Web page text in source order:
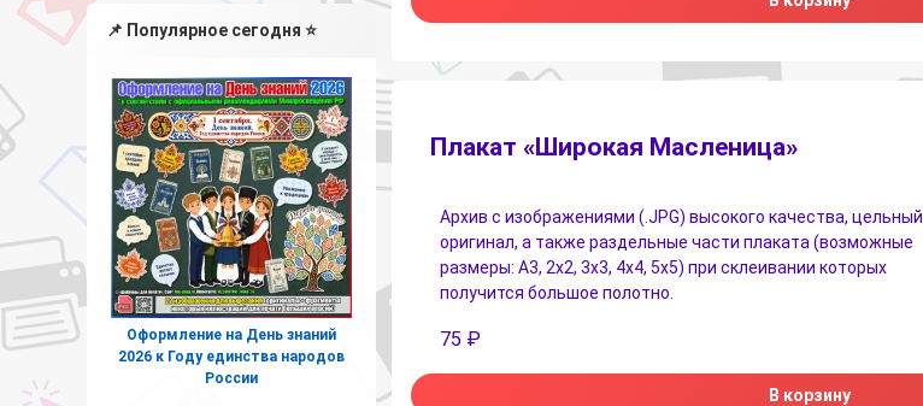
Плакат «Широкая Масленица»
Архив с изображениями (.JPG) высокого качества, цельный
оригинал, а также раздельные части плаката (возможные
размеры: А3, 2х2, 3х3, 4х4, 5х5) при склеивании которых
получится большое полотно.
75 ₽
В корзину
📌 Популярное сегодня ⭐
Оформление на День знаний
2026 к Году единства народов
России